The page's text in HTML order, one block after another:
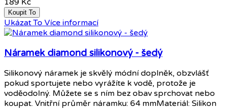
189 Kč
Koupit To
Ukázat To Více informací
Náramek diamond silikonový - šedý
Silikonový náramek je skvělý módní doplněk, obzvlášť
pokud sportujete nebo vyrážíte k vodě, protože je
voděodolný. Můžete se s ním bez obav sprchovat nebo
koupat. Vnitřní průměr náramku: 64 mmMateriál: Silikon